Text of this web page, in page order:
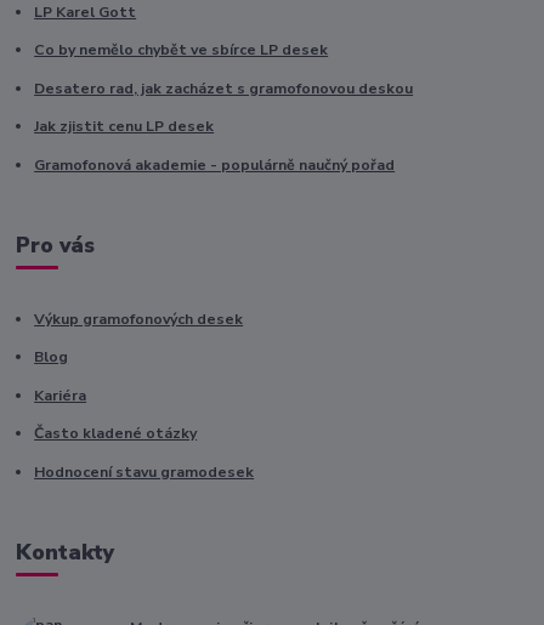
LP Karel Gott
Co by nemělo chybět ve sbírce LP desek
Desatero rad, jak zacházet s gramofonovou deskou
Jak zjistit cenu LP desek
Gramofonová akademie - populárně naučný pořad
Pro vás
Výkup gramofonových desek
Blog
Kariéra
Často kladené otázky
Hodnocení stavu gramodesek
Kontakty